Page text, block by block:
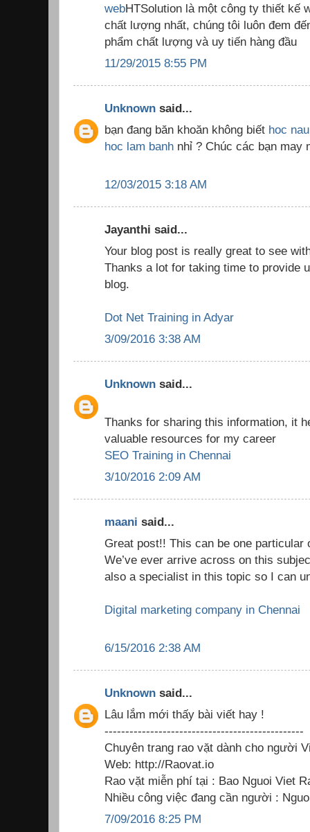
webHTSolution là một công ty thiết kế
chất lượng nhất, chúng tôi luôn đem
phẩm chất lượng và uy tiến hàng đầu
11/29/2015 8:55 PM
Unknown said...
bạn đang băn khoăn không biết hoc
hoc lam banh nhỉ ? Chúc các bạn may
12/03/2015 3:18 AM
Jayanthi said...
Your blog post is really great to see
Thanks a lot for taking time to provide
blog.
Dot Net Training in Adyar
3/09/2016 3:38 AM
Unknown said...
Thanks for sharing this information, it
valuable resources for my career
SEO Training in Chennai
3/10/2016 2:09 AM
maani said...
Great post!! This can be one particular
We’ve ever arrive across on this
also a specialist in this topic so I can
Digital marketing company in Chennai
6/15/2016 2:38 AM
Unknown said...
Lâu lắm mới thấy bài viết hay !
------------------------------------------------
Chuyên trang rao vặt dành cho người
Web: http://Raovat.io
Rao vặt miễn phí tại : Bao Nguoi Viet
Nhiều công việc đang cần người :
7/09/2016 8:25 PM